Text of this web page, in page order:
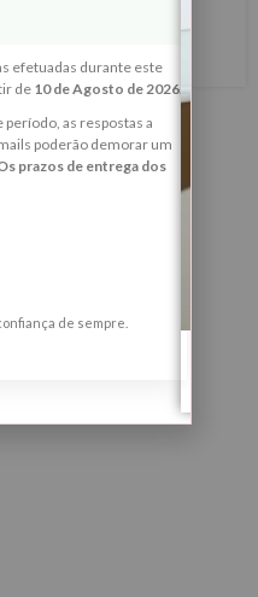
efetuadas durante este
de 10 de Agosto de 2026.
as respostas a
poderão demorar um
prazos de entrega dos
de sempre.